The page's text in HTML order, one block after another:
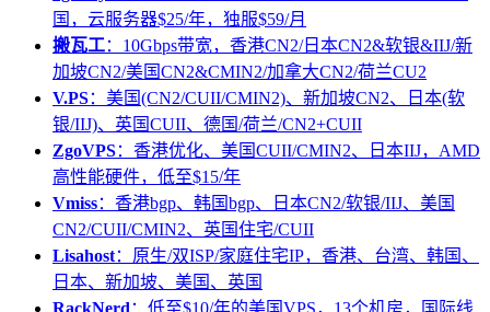
国，云服务器$25/年，独服$59/月
搬瓦工：10Gbps带宽，香港CN2/日本CN2&软银&IIJ/新
加坡CN2/美国CN2&CMIN2/加拿大CN2/荷兰CU2
V.PS：美国(CN2/CUII/CMIN2)、新加坡CN2、日本(软
银/IIJ)、英国CUII、德国/荷兰/CN2+CUII
ZgoVPS：香港优化、美国CUII/CMIN2、日本IIJ，AMD
高性能硬件，低至$15/年
Vmiss：香港bgp、韩国bgp、日本CN2/软银/IIJ、美国
CN2/CUII/CMIN2、英国住宅/CUII
Lisahost：原生/双ISP/家庭住宅IP，香港、台湾、韩国、
日本、新加坡、美国、英国